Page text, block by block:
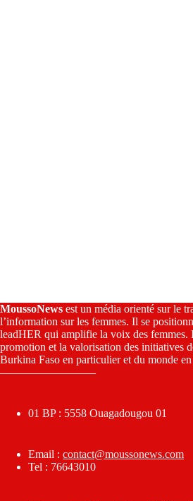
MoussoNews est un média orienté sur le
l’information sur les femmes. Il se
leadHER qui amplifie la voix des femmes.
promotion et la valorisation des initiatives
Burkina Faso en particulier et du monde en
————————–
01 BP : 5558 Ouagadougou 01
Email : contact@moussonews.com
Tel : 76643010